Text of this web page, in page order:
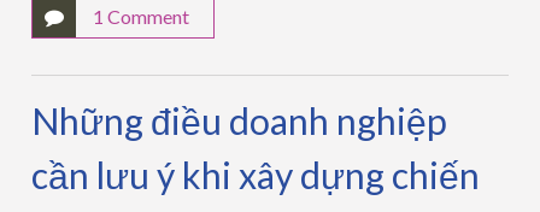
1 Comment
Những điều doanh nghiệp
cần lưu ý khi xây dựng chiến